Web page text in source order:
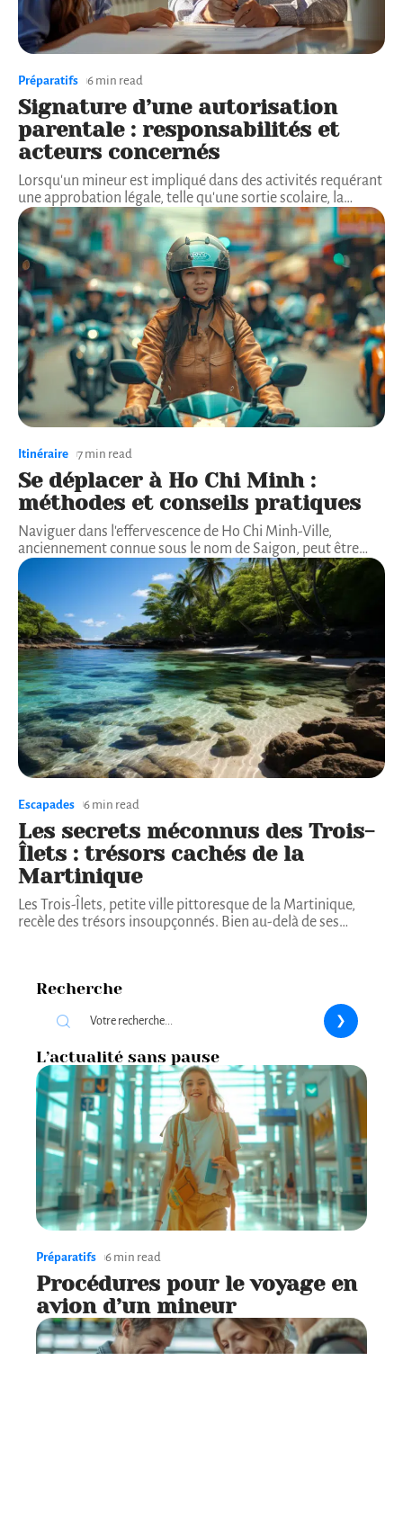
Préparatifs 6 min read
Signature d’une autorisation
parentale : responsabilités et
acteurs concernés
Lorsqu'un mineur est impliqué dans des activités requérant
une approbation légale, telle qu'une sortie scolaire, la…
Itinéraire 7 min read
Se déplacer à Ho Chi Minh :
méthodes et conseils pratiques
Naviguer dans l'effervescence de Ho Chi Minh-Ville,
anciennement connue sous le nom de Saigon, peut être…
Escapades 6 min read
Les secrets méconnus des Trois-
Îlets : trésors cachés de la
Martinique
Les Trois-Îlets, petite ville pittoresque de la Martinique,
recèle des trésors insoupçonnés. Bien au-delà de ses…
Recherche
L’actualité sans pause
Préparatifs 6 min read
Procédures pour le voyage en
avion d’un mineur